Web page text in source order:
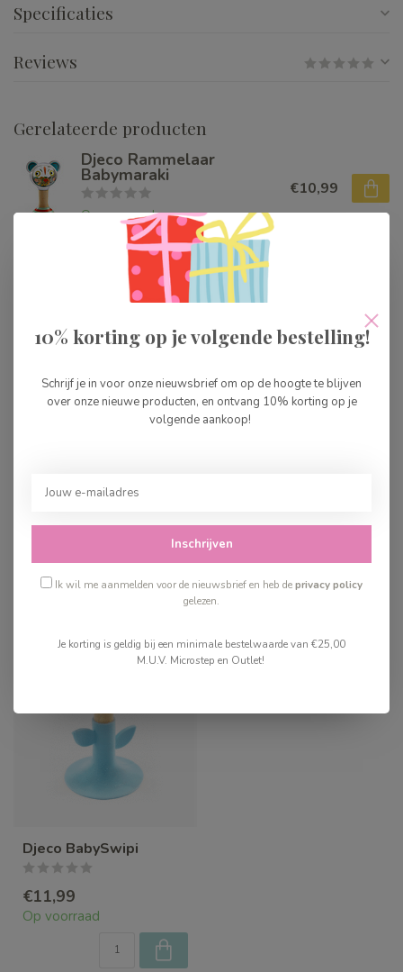
Specificaties
Reviews
Gerelateerde producten
Djeco Rammelaar
Babymaraki
Op voorraad
€10,99
Djeco Rammelaar
Babishaki
Op voorraad
€6,99
Recent bekeken
Djeco BabySwipi
€11,99
Op voorraad
10% korting op je volgende bestelling!
Schrijf je in voor onze nieuwsbrief om op de hoogte te blijven
over onze nieuwe producten, en ontvang 10% korting op je
volgende aankoop!
Inschrijven
Ik wil me aanmelden voor de nieuwsbrief en heb deprivacy policy
gelezen.
Je korting is geldig bij een minimale bestelwaarde van €25,00
M.U.V. Microstep en Outlet!